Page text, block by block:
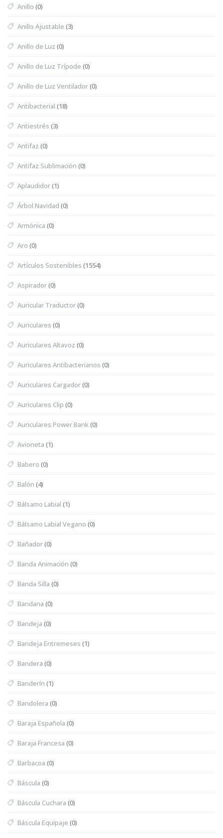
Anillo (0)
Anillo Ajustable (3)
Anillo de Luz (0)
Anillo de Luz Trípode (0)
Anillo de Luz Ventilador(0)
Antibacterial (18)
Antiestrés (3)
Antifaz (0)
Antifaz Sublimación (0)
Aplaudidor(1)
Árbol Navidad (0)
Armónica (0)
Aro (0)
Artículos Sostenibles (1554)
Aspirador(0)
Auricular Traductor(0)
Auriculares (0)
Auriculares Altavoz (0)
Auriculares Antibacterianos (0)
Auriculares Cargador(0)
Auriculares Clip (0)
Auriculares Power Bank(0)
Avioneta (1)
Babero (0)
Balón (4)
Bálsamo Labial (1)
Bálsamo Labial Vegano (0)
Bañador(0)
Banda Animación (0)
Banda Silla (0)
Bandana (0)
Bandeja (0)
Bandeja Entremeses (1)
Bandera (0)
Banderín (1)
Bandolera (0)
Baraja Española (0)
Baraja Francesa (0)
Barbacoa (0)
Báscula (0)
Báscula Cuchara (0)
Báscula Equipaje (0)